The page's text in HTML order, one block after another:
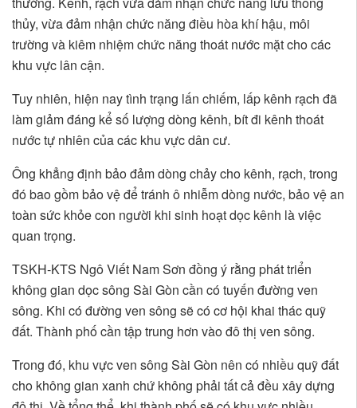
thủy, vừa đảm nhận chức năng điều hòa khí hậu, môi
trường và kiêm nhiệm chức năng thoát nước mặt cho các
khu vực lân cận.
Tuy nhiên, hiện nay tình trạng lấn chiếm, lấp kênh rạch đã
làm giảm đáng kể số lượng dòng kênh, bít đi kênh thoát
nước tự nhiên của các khu vực dân cư.
Ông khẳng định bảo đảm dòng chảy cho kênh, rạch, trong
đó bao gồm bảo vệ để tránh ô nhiễm dòng nước, bảo vệ an
toàn sức khỏe con người khi sinh hoạt dọc kênh là việc
quan trọng.
TSKH-KTS Ngô Viết Nam Sơn đồng ý rằng phát triển
không gian dọc sông Sài Gòn cần có tuyến đường ven
sông. Khi có đường ven sông sẽ có cơ hội khai thác quỹ
đất. Thành phố cần tập trung hơn vào đô thị ven sông.
Trong đó, khu vực ven sông Sài Gòn nên có nhiều quỹ đất
cho không gian xanh chứ không phải tất cả đều xây dựng